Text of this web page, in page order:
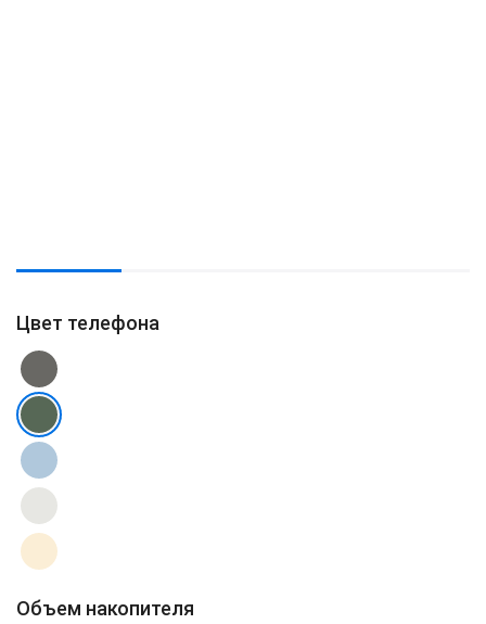
Цвет телефона
Объем накопителя